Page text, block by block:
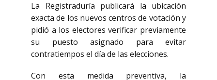
La Registraduría publicará la ubicación
exacta de los nuevos centros de votación y
pidió a los electores verificar previamente
su puesto asignado para evitar
contratiempos el día de las elecciones.
Con esta medida preventiva, la